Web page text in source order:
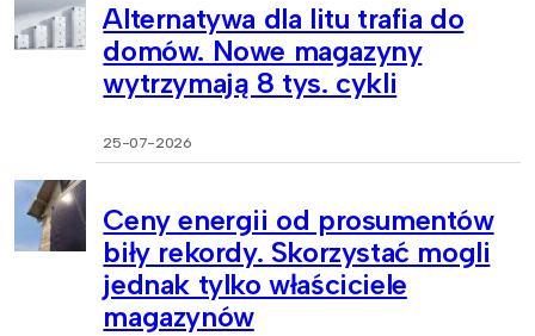
Alternatywa dla litu trafia do
domów. Nowe magazyny
wytrzymają 8 tys. cykli
25-07-2026
Ceny energii od prosumentów
biły rekordy. Skorzystać mogli
jednak tylko właściciele
magazynów